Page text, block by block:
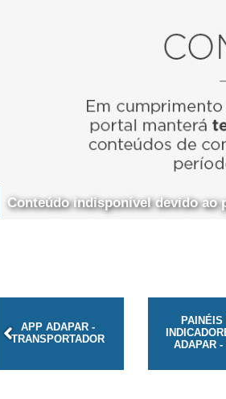
Conteúdo indisponível devido ao
APP ADAPAR -
TRANSPORTADOR
PAINÉIS
ADAPAR -